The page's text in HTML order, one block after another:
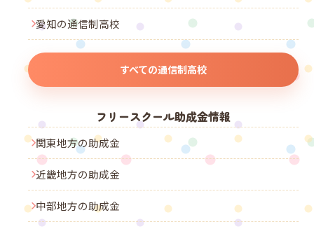
愛知の通信制高校
すべての通信制高校
フリースクール助成金情報
関東地方の助成金
近畿地方の助成金
中部地方の助成金